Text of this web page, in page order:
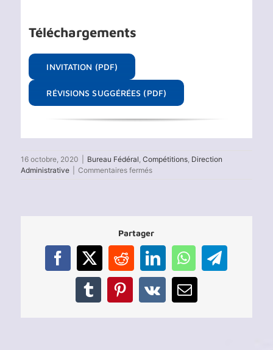
Téléchargements
INVITATION (PDF)
RÉVISIONS SUGGÉRÉES (PDF)
16 octobre, 2020 Bureau Fédéral Compétitions, Direction
Administrative
Commentaires ferméssur
générale
élective
Partager
Facebook
X RedditLinkedInWhatsAppTelegram
TumblrPinterest
Vk Email